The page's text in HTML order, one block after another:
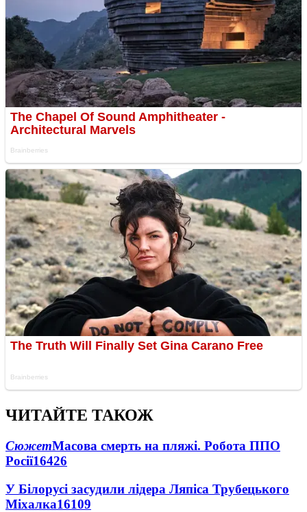
ЧИТАЙТЕ ТАКОЖ
СюжетМасова смерть на пляжі. Робота ППО
Росії16426
У Білорусі засудили лідера Ляпіса Трубецького
Міхалка16109